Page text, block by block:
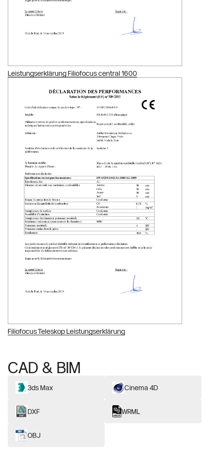
Leistungserklärung Filiofocus central 1600
Filiofocus Teleskop Leistungserklärung
CAD & BIM
3ds Max Cinema 4D
DXF WRML
OBJ